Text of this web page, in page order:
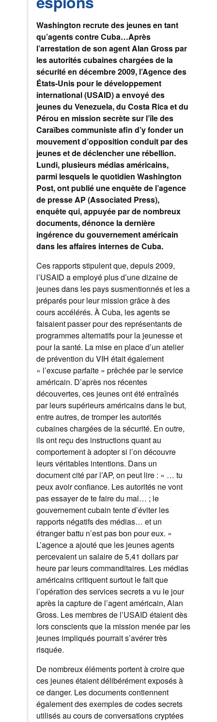
Washington recrute des jeunes en tant
qu’agents contre Cuba…Après
l’arrestation de son agent Alan Gross par
les autorités cubaines chargées de la
sécurité en décembre 2009, l’Agence des
États-Unis pour le développement
international (USAID) a envoyé des
jeunes du Venezuela, du Costa Rica et du
Pérou en mission secrète sur l’île des
Caraïbes communiste afin d’y fonder un
mouvement d’opposition conduit par des
jeunes et de déclencher une rébellion.
Lundi, plusieurs médias américains,
parmi lesquels le quotidien Washington
Post, ont publié une enquête de l’agence
de presse AP (Associated Press),
enquête qui, appuyée par de nombreux
documents, dénonce la dernière
ingérence du gouvernement américain
dans les affaires internes de Cuba.
Ces rapports stipulent que, depuis 2009,
l’USAID a employé plus d’une dizaine de
jeunes dans les pays susmentionnés et les a
préparés pour leur mission grâce à des
cours accélérés. À Cuba, les agents se
faisaient passer pour des représentants de
programmes alternatifs pour la jeunesse et
pour la santé. La mise en place d’un atelier
de prévention du VIH était également
« l’excuse parfaite » prêchée par le service
américain. D’après nos récentes
découvertes, ces jeunes ont été entraînés
par leurs supérieurs américains dans le but,
entre autres, de tromper les autorités
cubaines chargées de la sécurité. En outre,
ils ont reçu des instructions quant au
comportement à adopter si l’on découvre
leurs véritables intentions. Dans un
document cité par l’AP, on peut lire : « … tu
peux avoir confiance. Les autorités ne vont
pas essayer de te faire du mal… ; le
gouvernement cubain tente d’éviter les
rapports négatifs des médias… et un
étranger battu n’est pas bon pour eux. »
L’agence a ajouté que les jeunes agents
percevaient un salaire de 5,41 dollars par
heure par leurs commanditaires. Les médias
américains critiquent surtout le fait que
l’opération des services secrets a vu le jour
après la capture de l’agent américain, Alan
Gross. Les membres de l’USAID étaient dès
lors conscients que la mission menée par les
jeunes impliqués pourrait s’avérer très
risquée.
De nombreux éléments portent à croire que
ces jeunes étaient délibérément exposés à
ce danger. Les documents contiennent
également des exemples de codes secrets
utilisés au cours de conversations cryptées